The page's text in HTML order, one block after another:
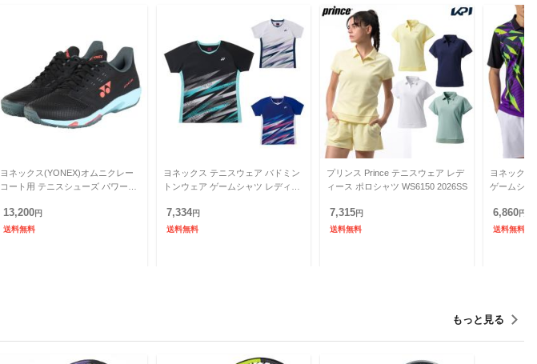
ヨネックス(YONEX)オムニクレー
コート用 テニスシューズ パワーク
HTAAWG-57.
13,200円
送料無料
ヨネックス テニスウェア バドミン
トンウェア ゲームシャツ レディー
YONEX
7,334円
送料無料
プリンス Prince テニスウェア レデ
ィース ポロシャツ WS6150 2026SS
7,315円
送料無料
ヨネックス
ゲームシャ
汗速乾 ホ
6,860円
送料無料
もっと見る